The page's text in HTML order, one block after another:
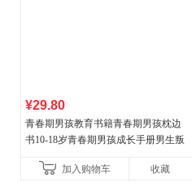
¥29.80
青春期男孩教育书籍青春期男孩枕边
书10-18岁青春期男孩成长手册男生叛
育书
加入购物车 收藏